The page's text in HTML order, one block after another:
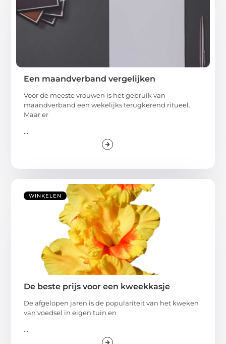
Een maandverband vergelijken
Voor de meeste vrouwen is het gebruik van
maandverband een wekelijks terugkerend ritueel.
Maar er
...
WINKELEN
De beste prijs voor een kweekkasje
De afgelopen jaren is de populariteit van het kweken
van voedsel in eigen tuin en
...